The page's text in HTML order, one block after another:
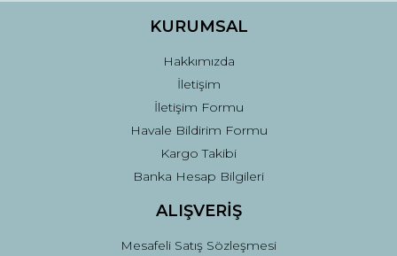
Ürün fiyatı diğer sitelerden daha pahalı.
Gönder
KURUMSAL
Hakkımızda
İletişim
İletişim Formu
Havale Bildirim Formu
Kargo Takibi
Banka Hesap Bilgileri
ALIŞVERİŞ
Mesafeli Satış Sözleşmesi